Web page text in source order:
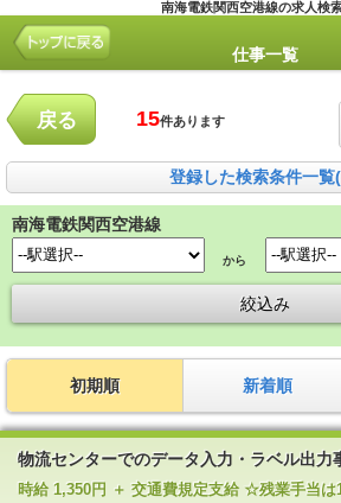
南海電鉄関西空港線の求人検
仕事一覧
戻る 15件あります
登録した検索条件一覧
南海電鉄関西空港線
から
初期順 新着順
物流センターでのデータ入力・ラベル出力
時給 1,350円 ＋ 交通費規定支給 ☆残業手当は